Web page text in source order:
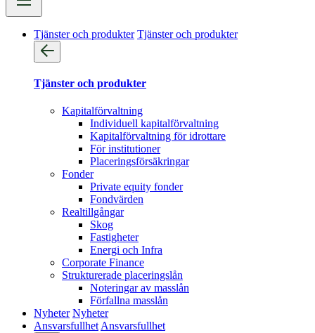
Tjänster och produkter Tjänster och produkter
Tjänster och produkter
Kapitalförvaltning
Individuell kapitalförvaltning
Kapitalförvaltning för idrottare
För institutioner
Placeringsförsäkringar
Fonder
Private equity fonder
Fondvärden
Realtillgångar
Skog
Fastigheter
Energi och Infra
Corporate Finance
Strukturerade placeringslån
Noteringar av masslån
Förfallna masslån
Nyheter Nyheter
Ansvarsfullhet Ansvarsfullhet